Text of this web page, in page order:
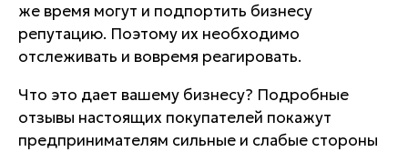
же время могут и подпортить бизнесу
репутацию. Поэтому их необходимо
отслеживать и вовремя реагировать.
Что это дает вашему бизнесу? Подробные
отзывы настоящих покупателей покажут
предпринимателям сильные и слабые стороны